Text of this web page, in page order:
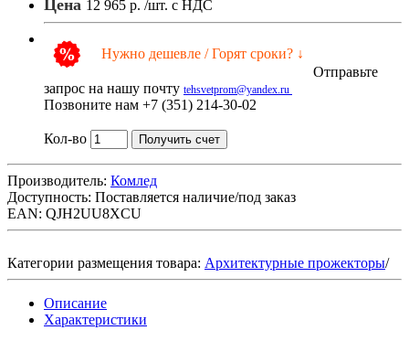
Цена 12 965 р. /шт. с НДС
Нужно дешевле / Горят сроки? ↓
Отправьте
запрос на нашу почту tehsvetprom@yandex.ru
Позвоните нам +7 (351) 214-30-02
Кол-во Получить счет
Производитель: Комлед
Доступность: Поставляется наличие/под заказ
EAN: QJH2UU8XCU
Категории размещения товара: Архитектурные прожекторы/
Описание
Характеристики